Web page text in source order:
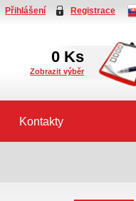
Přihlášení Registrace
0 Ks
Zobrazit výběr
Kontakty